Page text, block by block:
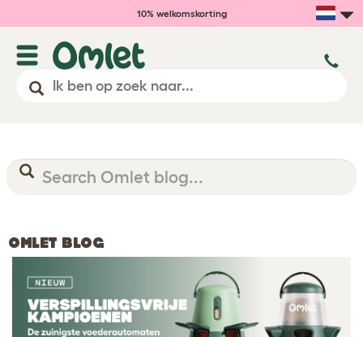
10% welkomskorting
OMLET BLOG